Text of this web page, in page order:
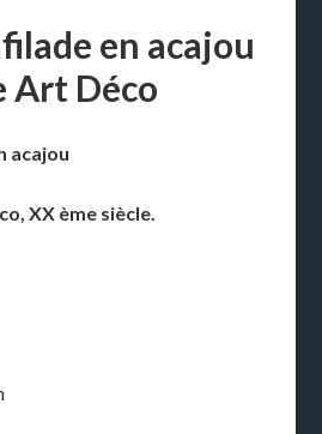
en acajou
Art Déco
acajou
XX ème siècle.